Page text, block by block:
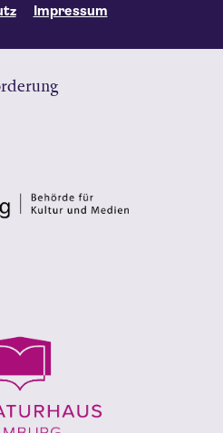
Impressum